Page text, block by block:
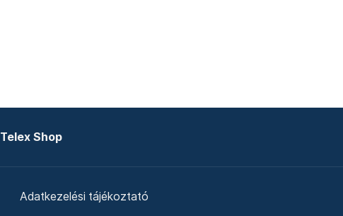
Telex Shop
Adatkezelési tájékoztató